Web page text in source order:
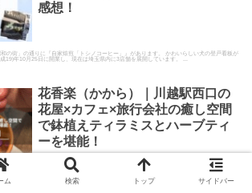
感想！
りに『自家焙煎「トシノコーヒー」』があります。 かわいらしい犬の登戸看板が
目印です。 トシノコーヒーは2007(平成19)年10月25日に開業し、現在は埼玉県内に3店舗を展開しています。 ...
花香楽（かから）｜川越駅西口の
花屋×カフェ×旅行会社の癒し空間
で鉢植えティラミスとハーブティ
ーを堪能！
（かから）」で、SNS映えスイーツ「鉢植えティラミス」と癒しのハーブティーを体験。花
ム 検索 トップ サイドバー